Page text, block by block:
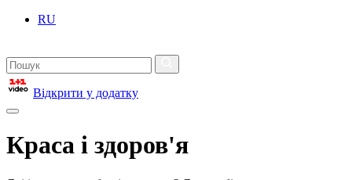
RU
Відкрити у додатку
Краса і здоров'я